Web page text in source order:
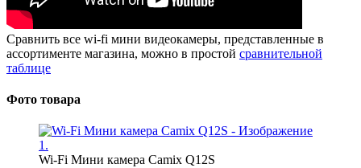
Сравнить все wi-fi мини видеокамеры, представленные в
ассортименте магазина, можно в простой сравнительной
таблице
Фото товара
Wi-Fi Мини камера Camix Q12S